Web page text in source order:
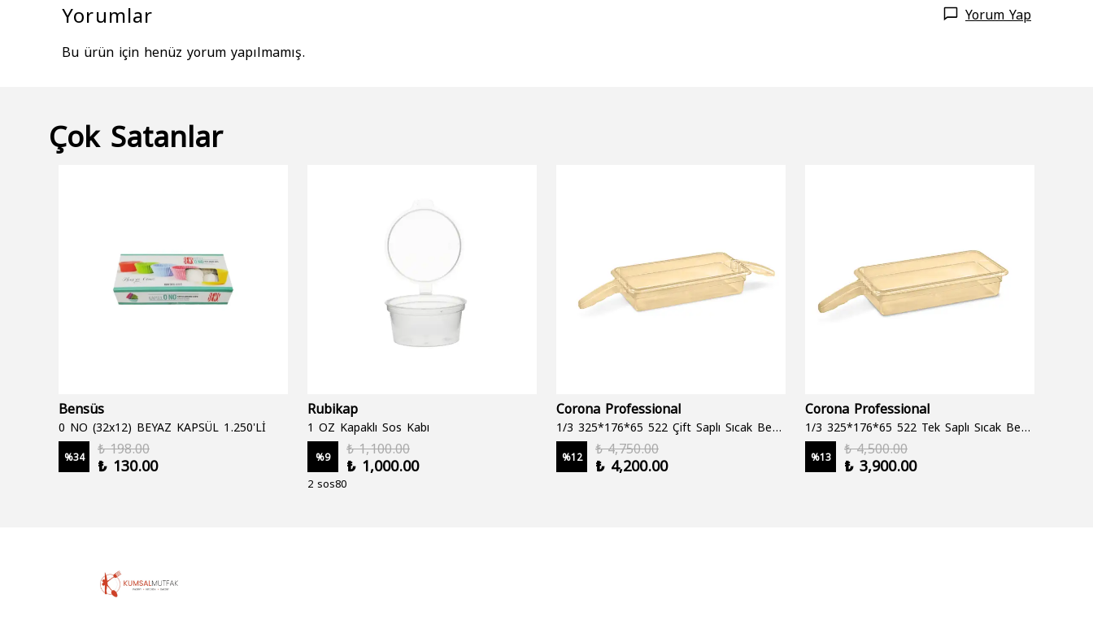
Yorumlar Yorum Yap
Bu ürün için henüz yorum yapılmamış.
Çok Satanlar
Bensüs
0 NO (32x12) BEYAZ KAPSÜL 1.250'Lİ
%34
₺ 198.00
₺ 130.00
Rubikap
1 OZ Kapaklı Sos Kabı
%9
₺ 1,100.00
₺ 1,000.00
2 sos80
Corona Professional
1/3 325*176*65 522 Çift Saplı Sıcak Bekletme Tepsisi
%12
₺ 4,750.00
₺ 4,200.00
Corona Professional
1/3 325*176*65 522 Tek Saplı Sıcak Bekletme Tepsisi
%13
₺ 4,500.00
₺ 3,900.00